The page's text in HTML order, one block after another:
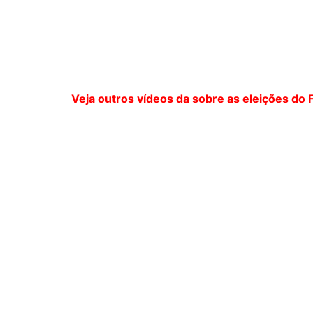
Veja outros vídeos da sobre as eleições do